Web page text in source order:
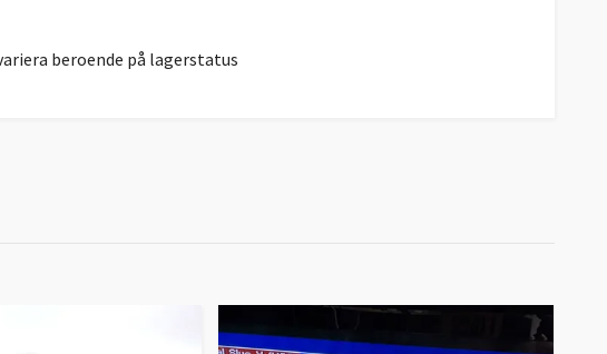
beroende på lagerstatus